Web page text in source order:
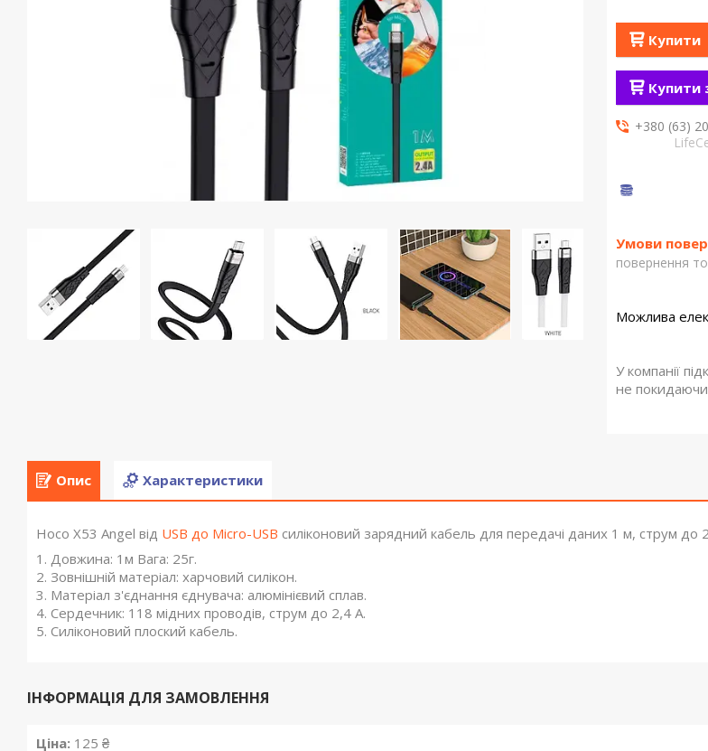
Купити
Купити
+380 (63)
повернення
У компанії
не покидаючи
Опис Характеристики
Hoco X53 Angel від USB до Micro-USB силіконовий зарядний кабель для передачі даних 1 м, струм до
1. Довжина: 1м Вага: 25г.
2. Зовнішній матеріал: харчовий силікон.
3. Матеріал з'єднання єднувача: алюмінієвий сплав.
4. Сердечник: 118 мідних проводів, струм до 2,4 А.
5. Силіконовий плоский кабель.
ІНФОРМАЦІЯ ДЛЯ ЗАМОВЛЕННЯ
Ціна: 125 ₴